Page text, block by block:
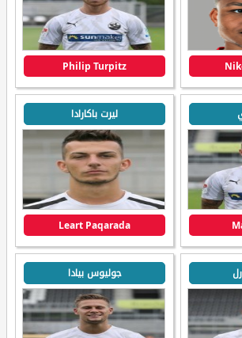
Philip Turpitz
ليرت باكارادا
Leart Paqarada
جوليوس بيادا